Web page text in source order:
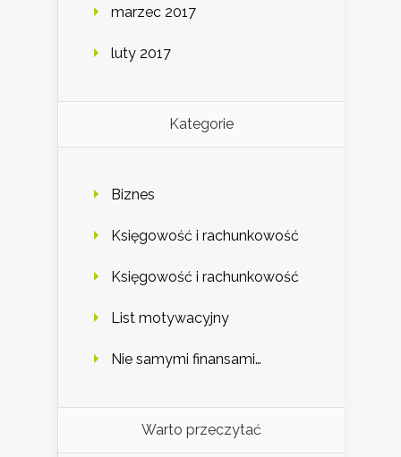
marzec 2017
luty 2017
Kategorie
Biznes
Księgowość i rachunkowość
Księgowość i rachunkowość
List motywacyjny
Nie samymi finansami…
Warto przeczytać